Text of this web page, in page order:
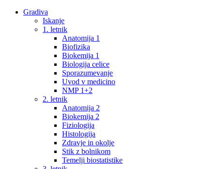
Gradiva
Iskanje
1. letnik
Anatomija 1
Biofizika
Biokemija 1
Biologija celice
Sporazumevanje
Uvod v medicino
NMP 1+2
2. letnik
Anatomija 2
Biokemija 2
Fiziologija
Histologija
Zdravje in okolje
Stik z bolnikom
Temelji biostatistike